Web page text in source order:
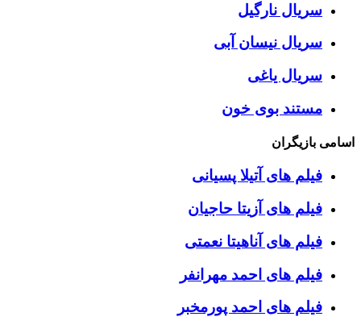
سریال نارگیل
سریال نیسان آبی
سریال یاغی
مستند بوی خون
اسامی بازیگران
فیلم های آتیلا پسیانی
فیلم های آزیتا حاجیان
فیلم های آناهیتا نعمتی
فیلم های احمد مهرانفر
فیلم های احمد پورمخبر